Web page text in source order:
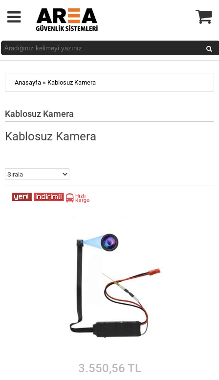
Anasayfa » Kablosuz Kamera
Kablosuz Kamera
Kablosuz Kamera
3.550,56 TL